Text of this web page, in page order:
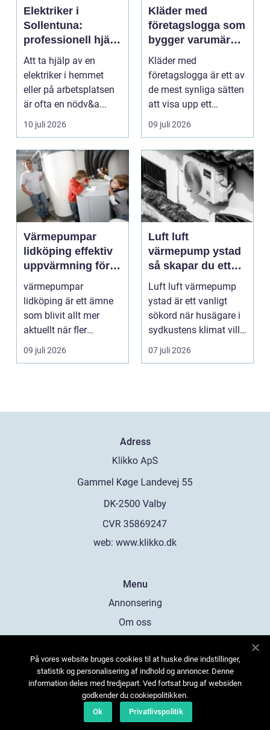
Elektriker i
Sollentuna:
professionell hjälp
när du behöver det
Att ta hjälp av en
elektriker i hemmet
eller på arbetsplatsen
är ofta en nödv&a...
10 juli 2026
Kläder med
företagslogga som
bygger varumärke
i vardagen
Kläder med
företagslogga är ett av
de mest synliga sätten
att visa upp ett
varum...
09 juli 2026
Värmepumpar
lidköping effektiv
uppvärmning för
hus och
fastigheter
värmepumpar
lidköping är ett ämne
som blivit allt mer
aktuellt när fler
fastighetsägare vill
kombine...
09 juli 2026
Luft luft
värmepump ystad
så skapar du ett
behagligt
inomhusklimat
Året om
Luft luft värmepump
ystad är ett vanligt
sökord när husägare i
sydkustens klimat vill
hitta ett smar...
07 juli 2026
Adress
web: www.klikko.dk
Menu
Annonsering
Om oss
Kontakta oss
Sitemap
På vores website bruges cookies til at huske dine indstillinger,
statistik og personalisering af indhold og annoncer. Denne
information deles med tredjepart. Ved fortsat brug af websiden
godkender du cookiepolitikken.
Ok
Privatlivspolitik